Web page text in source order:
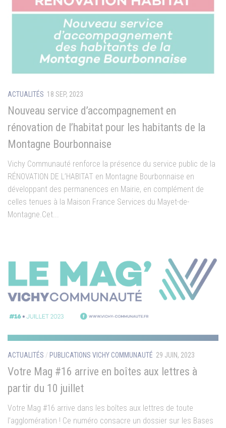
ACTUALITÉS 18 SEP, 2023
Nouveau service d’accompagnement en
rénovation de l’habitat pour les habitants de la
Montagne Bourbonnaise
Vichy Communauté renforce la présence du service public de la
RÉNOVATION DE L’HABITAT en Montagne Bourbonnaise en
développant des permanences en Mairie, en complément de
celles tenues à la Maison France Services du Mayet-de-
Montagne.Cet...
ACTUALITÉS / PUBLICATIONS VICHY COMMUNAUTÉ 29 JUIN, 2023
Votre Mag #16 arrive en boîtes aux lettres à
partir du 10 juillet
Votre Mag #16 arrive dans les boîtes aux lettres de toute
l’agglomération ! Ce numéro consacre un dossier sur les Bases